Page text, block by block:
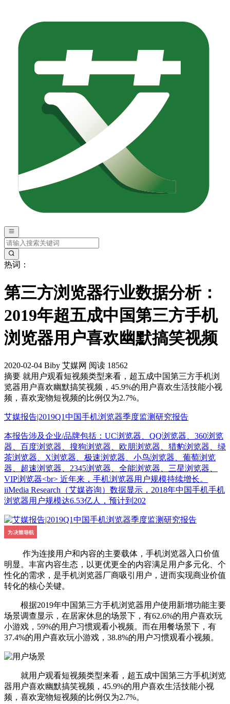
热词：
第三方浏览器行业数据分析：
2019年超五成中国第三方手机
浏览器用户喜欢幽默搞笑视频
2020-02-04 Biby 艾媒网 阅读 18562
摘要 就用户观看短视频类型来看，超五成中国第三方手机浏
览器用户喜欢幽默搞笑视频，45.9%的用户喜欢生活技能小视
频，喜欢宠物短视频的比例仅为2.7%。
艾媒报告|2019Q1中国手机浏览器季度监测研究报告
本报告涉及企业/品牌包括：UC浏览器、QQ浏览器、360浏览
器、百度浏览器、搜狗浏览器、欧朋浏览器、猎豹浏览器、绿
茶浏览器、X浏览器、极速浏览器、小鸟浏览器、葡萄浏览
器、超速浏览器、2345浏览器、全能浏览器、三星浏览器、
VIP浏览器<br> 近年来，手机浏览器用户规模持续增长。
iiMedia Research（艾媒咨询）数据显示，2018年中国手机手机
浏览器用户规模达6.53亿人，预计到202
作为连接用户和内容的主要载体，手机浏览器入口价值
明显。丰富内容生态，以更优更全的内容满足用户多元化、个
性化的需求，是手机浏览器厂商吸引用户，进而实现商业价值
转化的核心关键。
根据2019年中国第三方手机浏览器用户使用新增功能主要
场景调查显示，在居家休息的场景下，有62.6%的用户喜欢玩
小游戏，59%的用户习惯观看小视频。而在用餐场景下，有
37.4%的用户喜欢玩小游戏，38.8%的用户习惯观看小视频。
就用户观看短视频类型来看，超五成中国第三方手机浏览
器用户喜欢幽默搞笑视频，45.9%的用户喜欢生活技能小视
频，喜欢宠物短视频的比例仅为2.7%。